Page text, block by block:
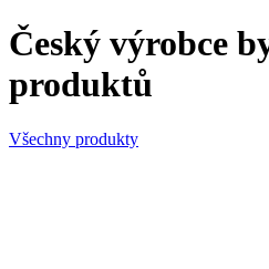
Český výrobce
produktů
Všechny produkty